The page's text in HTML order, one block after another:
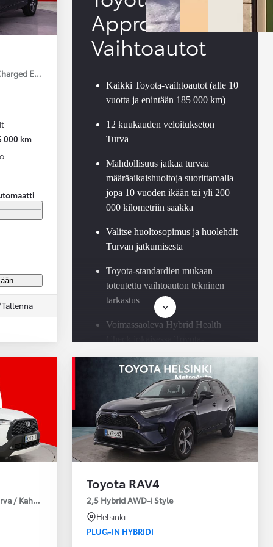
Edition
000 km
Tallenna
Approved
Vaihtoautot
Kaikki Toyota-vaihtoautot (alle 10
vuotta ja enintään 185 000 km)
12 kuukauden veloitukseton
Turva
Mahdollisuus jatkaa turvaa
määräaikaishuoltoja suorittamalla
jopa 10 vuoden ikään tai yli 200
000 kilometriin saakka
Valitse huoltosopimus ja huolehdit
Turvan jatkumisesta
Toyota-standardien mukaan
toteutettu vaihtoauton tekninen
tarkastus
Voimassaoleva Hybrid Health
Saatavilla Easy Osamaksu -
rahoitus ja Toyota Vakuutus
/ Kahdet Renkaat / Huoltokirja / Moottorinlämmitin!
Toyota RAV4
2,5 Hybrid AWD-i Style
Helsinki
PLUG-IN HYBRIDI